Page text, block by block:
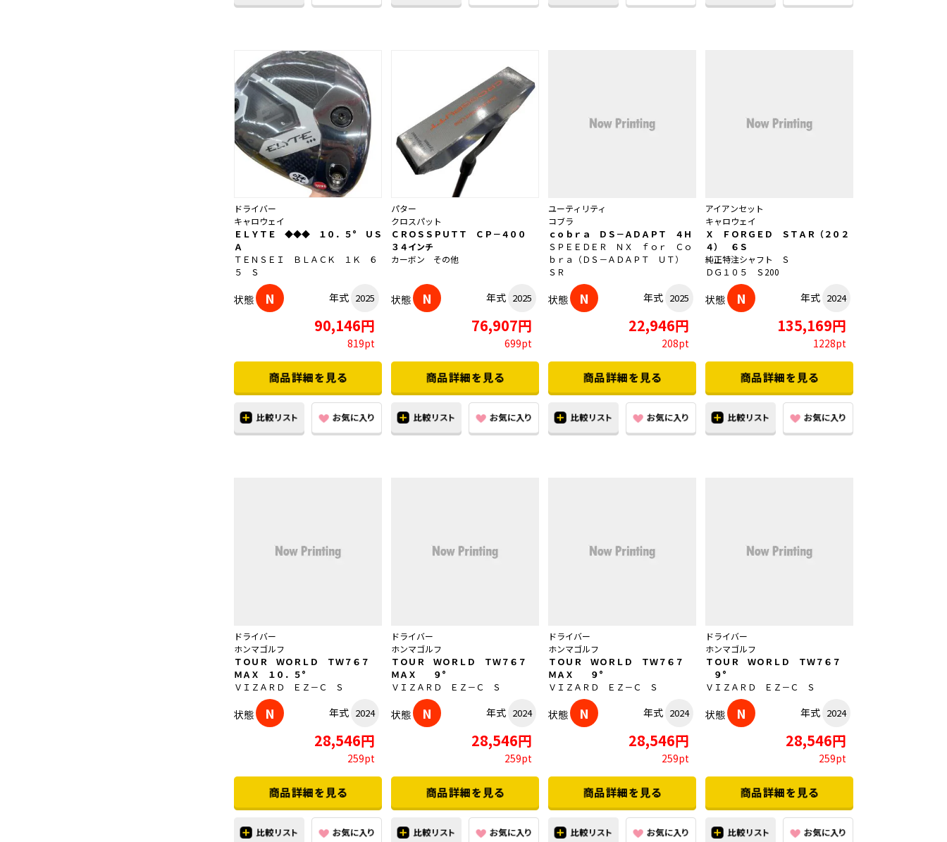
ドライバー
キャロウェイ
ＥＬＹＴＥ ◆◆◆ １０．５° ＵＳ
Ａ
ＴＥＮＳＥＩ ＢＬＡＣＫ １Ｋ ６
５ Ｓ
状態 N 年式 2025
90,146円
819pt
パター
クロスパット
ＣＲＯＳＳＰＵＴＴ ＣＰ－４００
３４インチ
カーボン その他
状態 N 年式 2025
76,907円
699pt
ユーティリティ
コブラ
ｃｏｂｒａ ＤＳ－ＡＤＡＰＴ ４Ｈ
ＳＰＥＥＤＥＲ ＮＸ ｆｏｒ Ｃｏ
ｂｒａ（ＤＳ－ＡＤＡＰＴ ＵＴ）
ＳＲ
状態 N 年式 2025
22,946円
208pt
アイアンセット
キャロウェイ
Ｘ ＦＯＲＧＥＤ ＳＴＡＲ（２０２
４） ６Ｓ
純正特注シャフト Ｓ
ＤＧ１０５ Ｓ200
状態 N 年式 2024
135,169円
1228pt
ドライバー
ホンマゴルフ
ＴＯＵＲ ＷＯＲＬＤ ＴＷ７６７
ＭＡＸ １０．５°
ＶＩＺＡＲＤ ＥＺ－Ｃ Ｓ
状態 N 年式 2024
28,546円
259pt
ドライバー
ホンマゴルフ
ＴＯＵＲ ＷＯＲＬＤ ＴＷ７６７
ＭＡＸ ９°
ＶＩＺＡＲＤ ＥＺ－Ｃ Ｓ
状態 N 年式 2024
28,546円
259pt
ドライバー
ホンマゴルフ
ＴＯＵＲ ＷＯＲＬＤ ＴＷ７６７
ＭＡＸ ９°
ＶＩＺＡＲＤ ＥＺ－Ｃ Ｓ
状態 N 年式 2024
28,546円
259pt
ドライバー
ホンマゴルフ
ＴＯＵＲ ＷＯＲＬＤ ＴＷ７６７
９°
ＶＩＺＡＲＤ ＥＺ－Ｃ Ｓ
状態 N 年式 2024
28,546円
259pt